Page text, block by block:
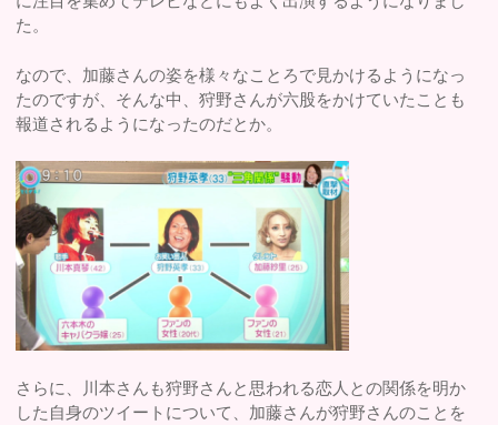
た。
なので、加藤さんの姿を様々なことろで見かけるようになっ
たのですが、そんな中、狩野さんが六股をかけていたことも
報道されるようになったのだとか。
さらに、川本さんも狩野さんと思われる恋人との関係を明か
した自身のツイートについて、加藤さんが狩野さんのことを